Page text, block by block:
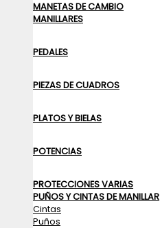
MANETAS DE CAMBIO
MANILLARES
PEDALES
PIEZAS DE CUADROS
PLATOS Y BIELAS
POTENCIAS
PROTECCIONES VARIAS
PUÑOS Y CINTAS DE MANILLAR
Cintas
Puños